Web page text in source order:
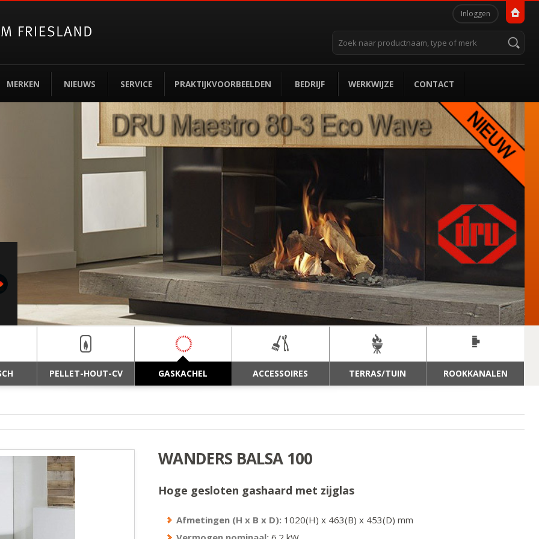
Persoonlijke
Inloggen
Zoek
zoeken...
MERKEN NIEUWS SERVICE PRAKTIJKVOORBEELDEN BEDRIJF WERKWIJZE CONTACT
PELLET-HOUT-CV GASKACHEL ACCESSOIRES TERRAS/TUIN ROOKKANALEN
WANDERS BALSA 100
Hoge gesloten gashaard met zijglas
Afmetingen (H x B x D): 1020(H) x 463(B) x 453(D) mm